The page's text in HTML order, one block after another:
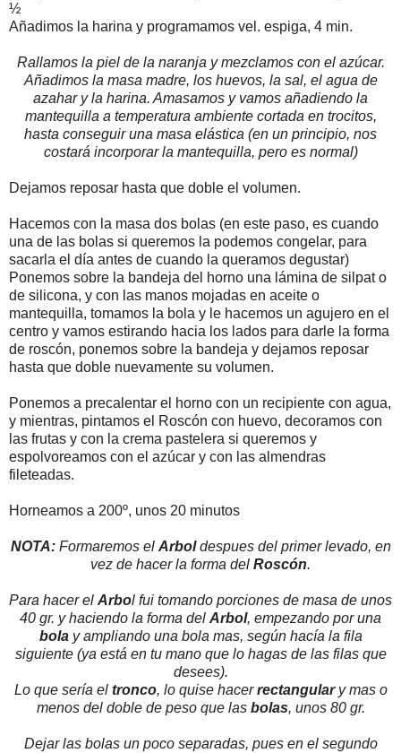
½
Añadimos la harina y programamos vel. espiga, 4 min.
Rallamos la piel de la naranja y mezclamos con el azúcar.
Añadimos la masa madre, los huevos, la sal, el agua de
azahar y la harina. Amasamos y vamos añadiendo la
mantequilla a temperatura ambiente cortada en trocitos,
hasta conseguir una masa elástica (en un principio, nos
costará incorporar la mantequilla, pero es normal)
Dejamos reposar hasta que doble el volumen.
Hacemos con la masa dos bolas (en este paso, es cuando
una de las bolas si queremos la podemos congelar, para
sacarla el día antes de cuando la queramos degustar)
Ponemos sobre la bandeja del horno una lámina de silpat o
de silicona, y con las manos mojadas en aceite o
mantequilla, tomamos la bola y le hacemos un agujero en el
centro y vamos estirando hacia los lados para darle la forma
de roscón, ponemos sobre la bandeja y dejamos reposar
hasta que doble nuevamente su volumen.
Ponemos a precalentar el horno con un recipiente con agua,
y mientras, pintamos el Roscón con huevo, decoramos con
las frutas y con la crema pastelera si queremos y
espolvoreamos con el azúcar y con las almendras
fileteadas.
Horneamos a 200º, unos 20 minutos
NOTA:Formaremos el Arboldespues del primer levado, en
vez de hacer la forma del Roscón.
Para hacer el Arbol fui tomando porciones de masa de unos
40 gr. y haciendo la forma del Arbol, empezando por una
bolay ampliando una bola mas, según hacía la fila
siguiente (ya está en tu mano que lo hagas de las filas que
desees).
Lo que sería el tronco, lo quise hacerrectangulary mas o
menos del doble de peso que las bolas, unos 80 gr.
Dejar las bolas un poco separadas, pues en el segundo